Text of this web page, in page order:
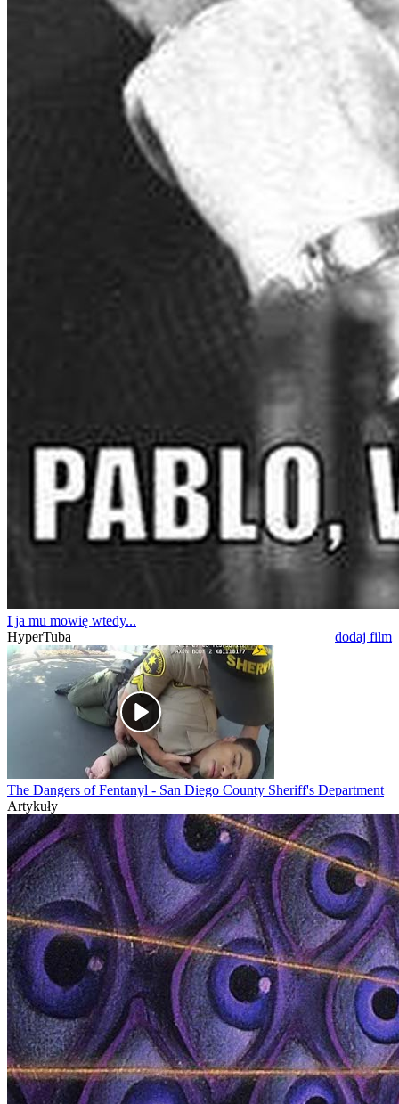
I ja mu mowię wtedy...
HyperTuba
dodaj film
The Dangers of Fentanyl - San Diego County Sheriff's Department
Artykuły